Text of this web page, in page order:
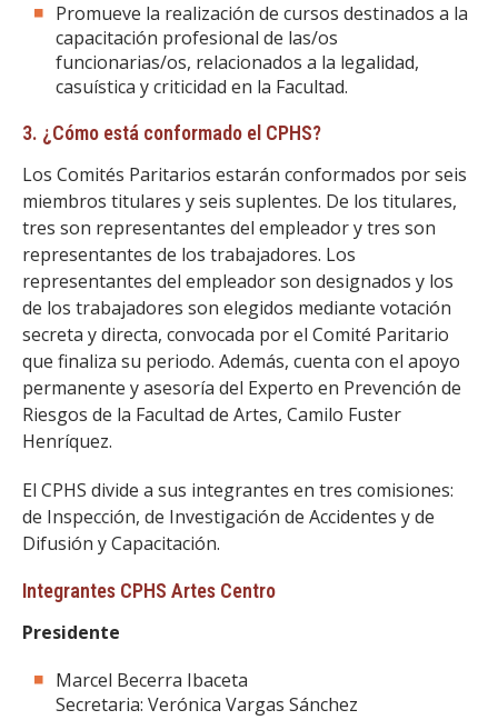
Promueve la realización de cursos destinados a la
capacitación profesional de las/os
funcionarias/os, relacionados a la legalidad,
casuística y criticidad en la Facultad.
3. ¿Cómo está conformado el CPHS?
Los Comités Paritarios estarán conformados por seis
miembros titulares y seis suplentes. De los titulares,
tres son representantes del empleador y tres son
representantes de los trabajadores. Los
representantes del empleador son designados y los
de los trabajadores son elegidos mediante votación
secreta y directa, convocada por el Comité Paritario
que finaliza su periodo. Además, cuenta con el apoyo
permanente y asesoría del Experto en Prevención de
Riesgos de la Facultad de Artes, Camilo Fuster
Henríquez.
El CPHS divide a sus integrantes en tres comisiones:
de Inspección, de Investigación de Accidentes y de
Difusión y Capacitación.
Integrantes CPHS Artes Centro
Presidente
Marcel Becerra Ibaceta
Secretaria: Verónica Vargas Sánchez